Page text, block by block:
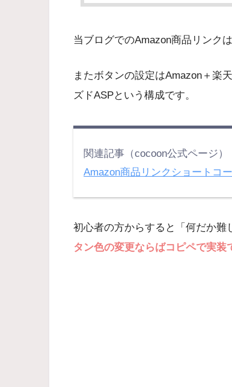
当ブログでのAmazon商品リンク
またボタンの設定はAmazon＋楽
ズドASPという構成です。
関連記事（cocoon公式ページ）
Amazon商品リンクショートコ
初心者の方からすると「何だか難
タン色の変更ならばコピペで実装